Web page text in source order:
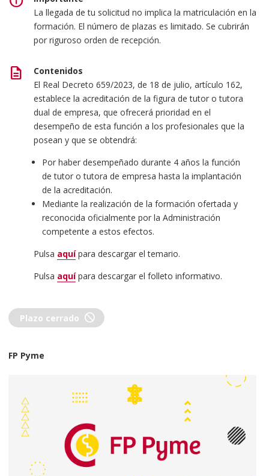
La llegada de tu solicitud no implica la matriculación en la
formación. El número de plazas es limitado. Se cubrirán
por riguroso orden de recepción.
description
Contenidos
El Real Decreto 659/2023, de 18 de julio, artículo 162,
establece la acreditación de la figura de tutor o tutora
dual de empresa, que ofrecerá prioridad en el
desempeño de esta función a los profesionales que la
posean y que se obtendrá:
Por haber desempeñado durante 4 años la función
de tutor o tutora de empresa hasta la implantación
de la acreditación.
Mediante la realización de la formación ofertada y
reconocida oficialmente por la Administración
competente a estos efectos.
Pulsa aquípara descargar el temario.
Pulsa aquípara descargar el folleto informativo.
Plazo cerrado block
FP Pyme